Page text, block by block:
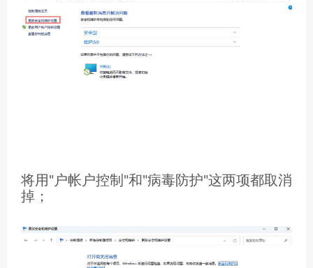
将用"户帐户控制"和"病毒防护"这两项都取消
掉；